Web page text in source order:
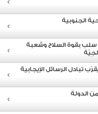
الجنوبية
بقوة السلاح وشعبة
تبادل الرسائل الإيجابية
الدولة